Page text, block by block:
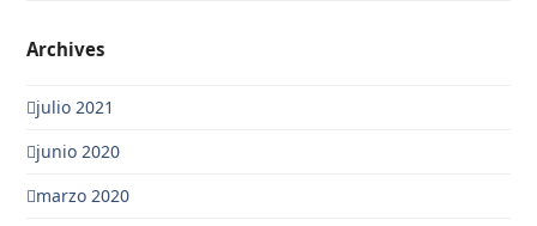
Archives
julio 2021
junio 2020
marzo 2020